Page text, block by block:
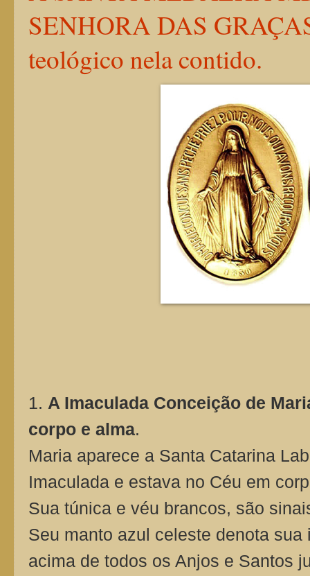
SENHORA DAS
teológico nela contido.
1. A Imaculada Conceição de
corpo e alma.
Maria aparece a Santa Catarina
Imaculada e estava no Céu em
Sua túnica e véu brancos, são
Seu manto azul celeste denota
acima de todos os Anjos e Santos